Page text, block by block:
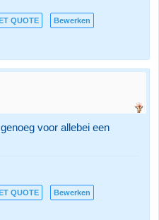
QUOTE Bewerken
voor allebei een
QUOTE Bewerken